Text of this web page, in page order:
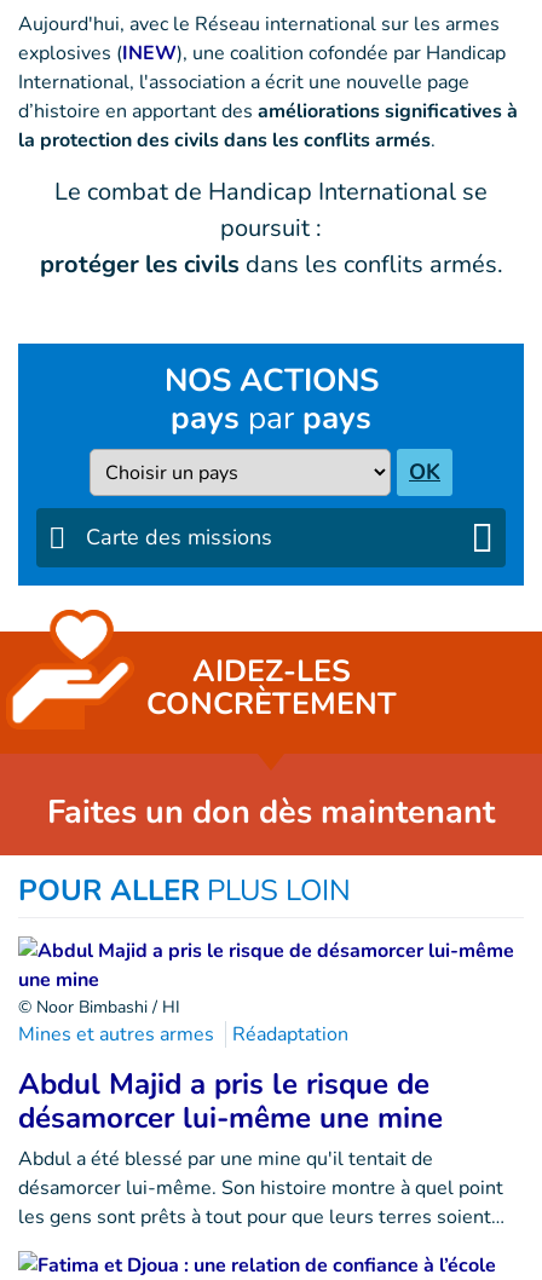
Aujourd'hui, avec le Réseau international sur les armes
explosives (INEW), une coalition cofondée par Handicap
International, l'association a écrit une nouvelle page
d’histoire en apportant des améliorations significatives à
la protection des civils dans les conflits armés.
Le combat de Handicap International se
poursuit :
protéger les civils dans les conflits armés.
NOS ACTIONS
pays par pays
Pays OK
Carte des missions
AIDEZ-LES
CONCRÈTEMENT
Faites un don dès maintenant
POUR ALLER PLUS LOIN
© Noor Bimbashi / HI
Mines et autres armes Réadaptation
Abdul Majid a pris le risque de
désamorcer lui-même une mine
Abdul a été blessé par une mine qu'il tentait de
désamorcer lui-même. Son histoire montre à quel point
les gens sont prêts à tout pour que leurs terres soient…